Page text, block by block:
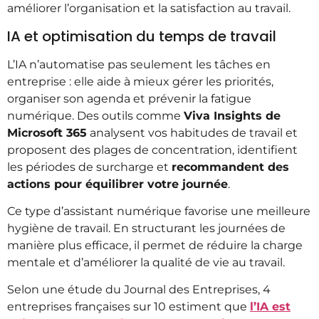
améliorer l’organisation et la satisfaction au travail.
IA et optimisation du temps de travail
L’IA n’automatise pas seulement les tâches en
entreprise : elle aide à mieux gérer les priorités,
organiser son agenda et prévenir la fatigue
numérique. Des outils comme Viva Insights de
Microsoft 365 analysent vos habitudes de travail et
proposent des plages de concentration, identifient
les périodes de surcharge et recommandent des
actions pour équilibrer votre journée.
Ce type d’assistant numérique favorise une meilleure
hygiène de travail. En structurant les journées de
manière plus efficace, il permet de réduire la charge
mentale et d’améliorer la qualité de vie au travail.
Selon une étude du Journal des Entreprises, 4
entreprises françaises sur 10 estiment que l’IA est